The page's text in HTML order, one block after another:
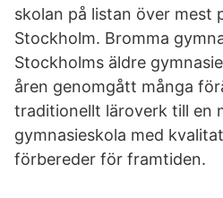
skolan på listan över mest
Stockholm. Bromma
Stockholms äldre
åren genomgått många
traditionellt läroverk till en
gymnasieskola med
förbereder för framtiden.